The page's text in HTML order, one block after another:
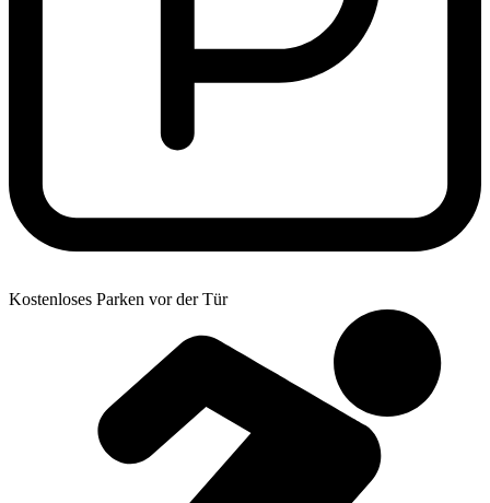
Kostenloses Parken vor der Tür